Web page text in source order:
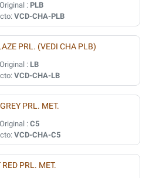
: PLB
VCD-CHA-PLB
PRL. (VEDI CHA PLB)
: LB
VCD-CHA-LB
PRL. MET.
: C5
VCD-CHA-C5
PRL. MET.